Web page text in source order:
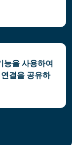
을 사용하여
결을 공유하